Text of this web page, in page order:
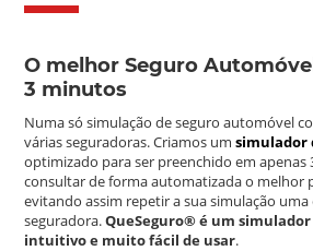
O melhor Seguro
3 minutos
Numa só simulação de seguro automóvel
várias seguradoras. Criamos umsimulador
optimizado para ser preenchido em apenas
consultar de forma automatizada o melhor
evitando assim repetir a sua simulação
seguradora.QueSeguro® é um
intuitivo e muito fácil de usar.